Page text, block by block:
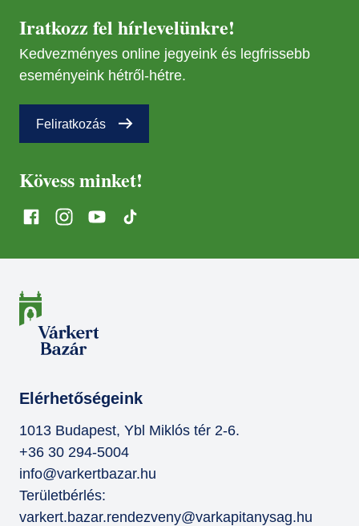
Iratkozz fel hírlevelünkre!
Kedvezményes online jegyeink és legfrissebb
eseményeink hétről-hétre.
Feliratkozás
Kövess minket!
Elérhetőségeink
1013 Budapest, Ybl Miklós tér 2-6.
+36 30 294-5004
info@varkertbazar.hu
Területbérlés:
varkert.bazar.rendezveny@varkapitanysag.hu